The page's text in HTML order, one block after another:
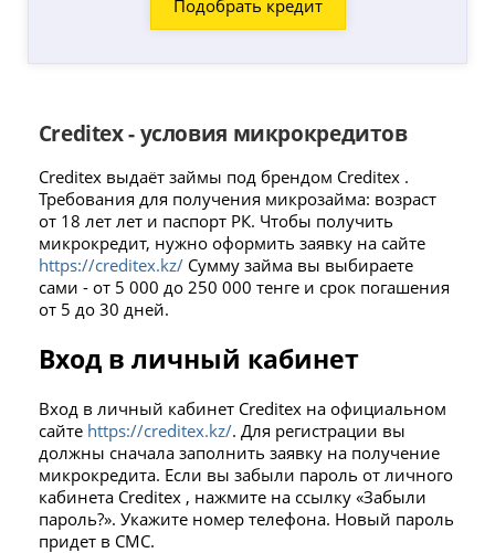
Creditex - условия микрокредитов
Creditex выдаёт займы под брендом Creditex .
Требования для получения микрозайма: возраст
от 18 лет лет и паспорт РК. Чтобы получить
микрокредит, нужно оформить заявку на сайте
https://creditex.kz/Сумму займа вы выбираете
сами - от 5 000 до 250 000 тенге и срок погашения
от 5 до 30 дней.
Вход в личный кабинет
Вход в личный кабинет Creditex на официальном
сайте https://creditex.kz/. Для регистрации вы
должны сначала заполнить заявку на получение
микрокредита. Если вы забыли пароль от личного
кабинета Creditex , нажмите на ссылку «Забыли
пароль?». Укажите номер телефона. Новый пароль
придет в СМС.